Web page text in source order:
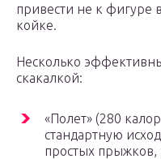
привести не к фигуре
койке.
Несколько
скакалкой:
«Полет» (280
стандартную
простых прыжков,